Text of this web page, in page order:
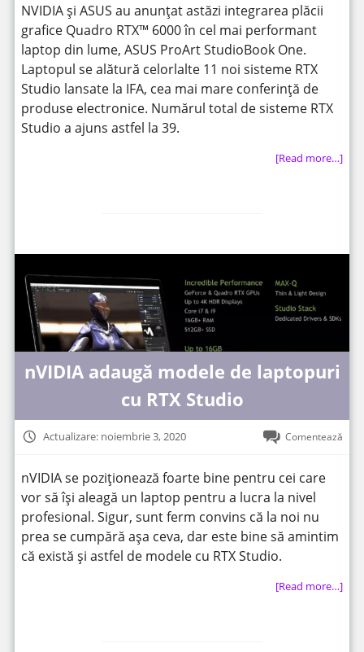
NVIDIA și ASUS au anunțat astăzi integrarea plăcii
grafice Quadro RTX™ 6000 în cel mai performant
laptop din lume, ASUS ProArt StudioBook One.
Laptopul se alătură celorlalte 11 noi sisteme RTX
Studio lansate la IFA, cea mai mare conferință de
produse electronice. Numărul total de sisteme RTX
Studio a ajuns astfel la 39.
[Read more…]
nVIDIA adaugă modele de laptopuri
cu RTX Studio
Actualizare: noiembrie 3, 2020 Comentează
nVIDIA se poziționează foarte bine pentru cei care
vor să își aleagă un laptop pentru a lucra la nivel
profesional. Sigur, sunt ferm convins că la noi nu
prea se cumpără așa ceva, dar este bine să amintim
că există și astfel de modele cu RTX Studio.
[Read more…]